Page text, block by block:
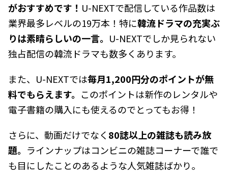
がおすすめです！ U-NEXTで配信している作品数は
業界最多レベルの19万本！特に韓流ドラマの充実ぶ
りは素晴らしいの一言。 U-NEXTでしか見られない
独占配信の韓流ドラマも数多くあります。
また、U-NEXTでは毎月1,200円分のポイントが無
料でもらえます。 このポイントは新作のレンタルや
電子書籍の購入にも使えるのでとってもお得！
さらに、動画だけでなく 80誌以上の雑誌も読み放
題。 ラインナップはコンビニの雑誌コーナーで誰で
も目にしたことのあるような人気雑誌ばかり。